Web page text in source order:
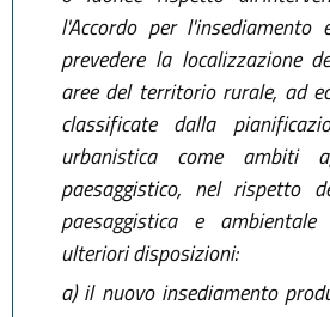
l'Accordo per
prevedere la localizzazione
aree del territorio rurale, ad
classificate dalla
urbanistica come ambiti
paesaggistico, nel rispetto
paesaggistica e
ulteriori disposizioni:
a)il nuovo insediamento